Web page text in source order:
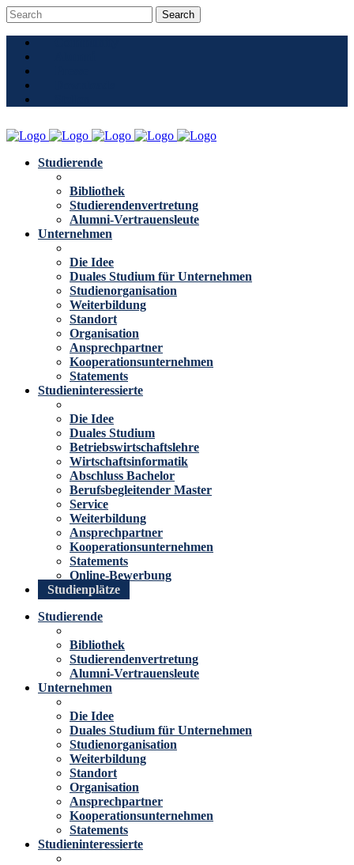
Studierende
Bibliothek
Studierendenvertretung
Alumni-Vertrauensleute
Unternehmen
Die Idee
Duales Studium für Unternehmen
Studienorganisation
Weiterbildung
Standort
Organisation
Ansprechpartner
Kooperationsunternehmen
Statements
Studieninteressierte
Die Idee
Duales Studium
Betriebswirtschaftslehre
Wirtschaftsinformatik
Abschluss Bachelor
Berufsbegleitender Master
Service
Weiterbildung
Ansprechpartner
Kooperationsunternehmen
Statements
Online-Bewerbung
Studienplätze
Studierende
Bibliothek
Studierendenvertretung
Alumni-Vertrauensleute
Unternehmen
Die Idee
Duales Studium für Unternehmen
Studienorganisation
Weiterbildung
Standort
Organisation
Ansprechpartner
Kooperationsunternehmen
Statements
Studieninteressierte